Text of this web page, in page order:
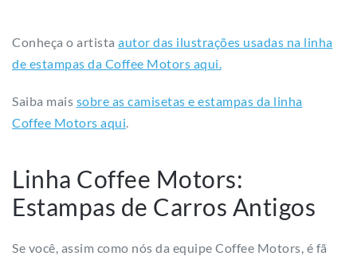
Conheça o artista autor das ilustrações usadas na linha
de estampas da Coffee Motors aqui.
Saiba mais sobre as camisetas e estampas da linha
Coffee Motors aqui.
Linha Coffee Motors:
Estampas de Carros Antigos
Se você, assim como nós da equipe Coffee Motors, é fã